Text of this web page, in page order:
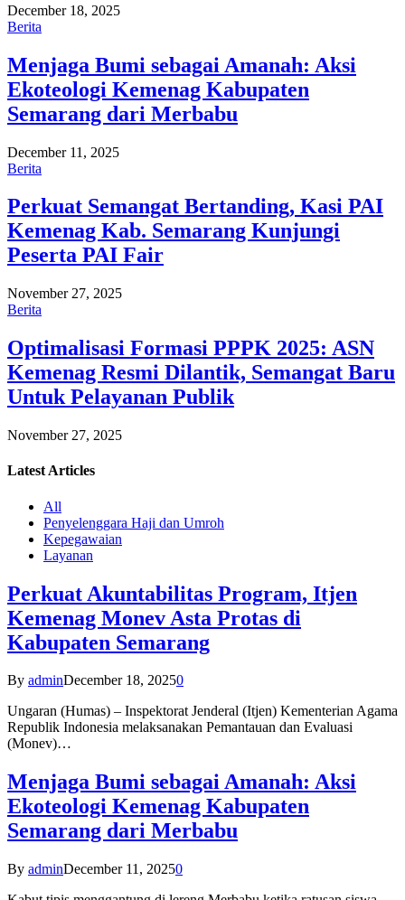
December 18, 2025
Berita
Menjaga Bumi sebagai Amanah: Aksi
Ekoteologi Kemenag Kabupaten
Semarang dari Merbabu
December 11, 2025
Berita
Perkuat Semangat Bertanding, Kasi PAI
Kemenag Kab. Semarang Kunjungi
Peserta PAI Fair
November 27, 2025
Berita
Optimalisasi Formasi PPPK 2025: ASN
Kemenag Resmi Dilantik, Semangat Baru
Untuk Pelayanan Publik
November 27, 2025
Latest Articles
All
Penyelenggara Haji dan Umroh
Kepegawaian
Layanan
Perkuat Akuntabilitas Program, Itjen
Kemenag Monev Asta Protas di
Kabupaten Semarang
By adminDecember 18, 20250
Ungaran (Humas) – Inspektorat Jenderal (Itjen) Kementerian Agama
Republik Indonesia melaksanakan Pemantauan dan Evaluasi
(Monev)…
Menjaga Bumi sebagai Amanah: Aksi
Ekoteologi Kemenag Kabupaten
Semarang dari Merbabu
By adminDecember 11, 20250